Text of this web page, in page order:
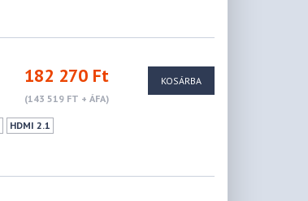
182 270 Ft
(143 519 FT + ÁFA)
HDMI 2.1
KOSÁRBA